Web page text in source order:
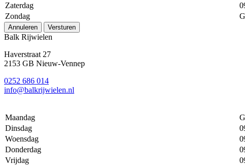
Zaterdag
Zondag
Annuleren Versturen
Balk Rijwielen
Haverstraat 27
2153 GB Nieuw-Vennep
0252 686 014
info@balkrijwielen.nl
Maandag
Dinsdag
Woensdag
Donderdag
Vrijdag